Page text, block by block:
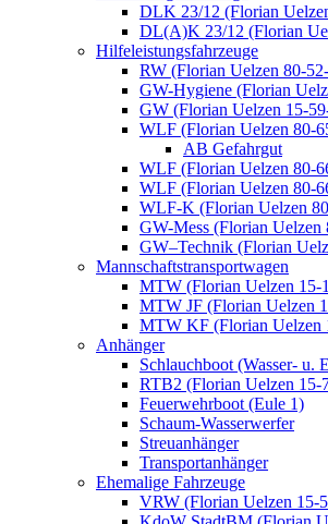
DLK 23/12 (Florian
DL(A)K 23/12 (Florian
Hilfeleistungsfahrzeuge
RW (Florian Uelzen 80-
GW-Hygiene (Florian
GW (Florian Uelzen 15-
WLF (Florian Uelzen 80-
AB Gefahrgut
WLF (Florian Uelzen 80-
WLF (Florian Uelzen 80-
WLF-K (Florian Uelzen
GW-Mess (Florian Uelzen
GW–Technik (Florian
Mannschaftstransportwagen
MTW (Florian Uelzen 15-
MTW JF (Florian Uelzen
MTW KF (Florian Uelzen
Anhänger
Schlauchboot (Wasser- u.
RTB2 (Florian Uelzen 15-
Feuerwehrboot (Eule 1)
Schaum-Wasserwerfer
Streuanhänger
Transportanhänger
Ehemalige Fahrzeuge
VRW (Florian Uelzen 15-